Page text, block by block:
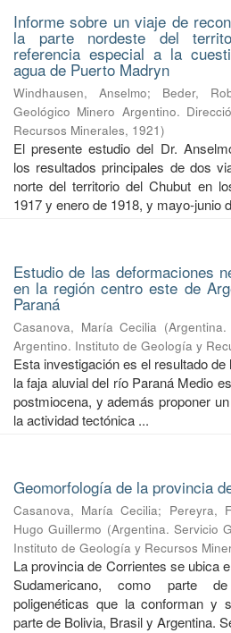
Informe sobre un viaje de
la parte nordeste del
referencia especial a la
agua de Puerto Madryn
Windhausen, Anselmo; Beder,
Geológico Minero Argentino.
Recursos Minerales, 1921)
El presente estudio del Dr.
los resultados principales de dos
norte del territorio del Chubut en
1917 y enero de 1918, y mayo-junio
Estudio de las deformaciones
en la región centro este de
Paraná
Casanova, María Cecilia (
Argentino. Instituto de Geología y
Esta investigación es el resultado
la faja aluvial del río Paraná Medio
postmiocena, y además proponer
la actividad tectónica ...
Geomorfología de la provincia
Casanova, María Cecilia; Pereyra,
Hugo Guillermo (Argentina. Servicio
Instituto de Geología y Recursos
La provincia de Corrientes se ubica
Sudamericano, como parte
poligenéticas que la conforman y
parte de Bolivia, Brasil y Argentina.